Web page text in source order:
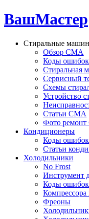
ВашМастер
Стиральные
Обзор СМА
Коды
Стиральная
Сервисный
Схемы
Устройство
Статьи СМА
Фото
Кондиционеры
Коды ошибок
Статьи
Холодильники
No Frost
Инструмент
Коды ошибок
Компрессора
Фреоны